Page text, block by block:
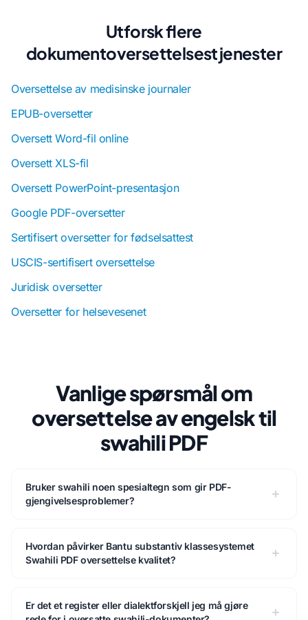
Utforsk flere
dokumentoversettelsestjenester
Oversettelse av medisinske journaler
EPUB-oversetter
Oversett Word-fil online
Oversett XLS-fil
Oversett PowerPoint-presentasjon
Google PDF-oversetter
Sertifisert oversetter for fødselsattest
USCIS-sertifisert oversettelse
Juridisk oversetter
Oversetter for helsevesenet
Vanlige spørsmål om
oversettelse av engelsk til
swahili PDF
Bruker swahili noen spesialtegn som gir PDF-
gjengivelsesproblemer?
Hvordan påvirker Bantu substantiv klassesystemet
Swahili PDF oversettelse kvalitet?
Er det et register eller dialektforskjell jeg må gjøre